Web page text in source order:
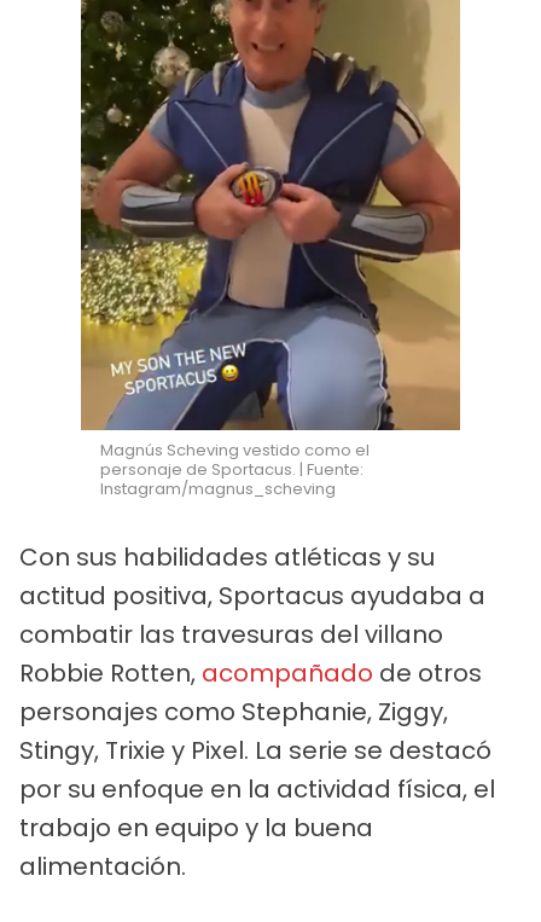
Magnús Scheving vestido como el
personaje de Sportacus. | Fuente:
Instagram/magnus_scheving
Con sus habilidades atléticas y su
actitud positiva, Sportacus ayudaba a
combatir las travesuras del villano
Robbie Rotten, acompañado de otros
personajes como Stephanie, Ziggy,
Stingy, Trixie y Pixel. La serie se destacó
por su enfoque en la actividad física, el
trabajo en equipo y la buena
alimentación.